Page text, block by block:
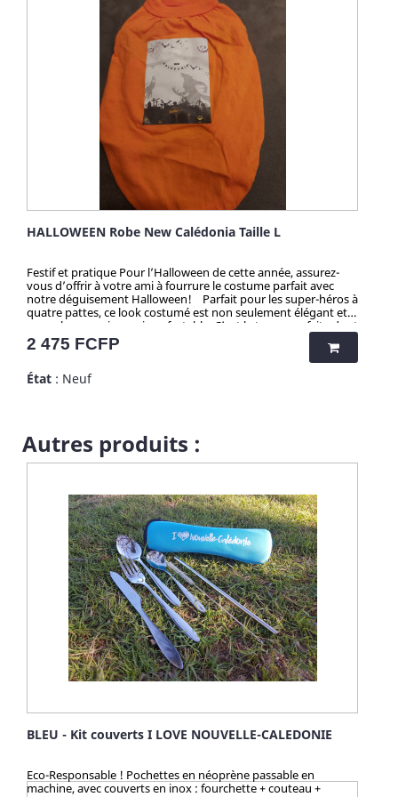
HALLOWEEN Robe New Calédonia Taille L
Festif et pratique Pour l’Halloween de cette année, assurez-
vous d’offrir à votre ami à fourrure le costume parfait avec
notre déguisement Halloween! Parfait pour les super-héros à
quatre pattes, ce look costumé est non seulement élégant et
accrocheur, mais aussi confortable. C’est la tenue parfaite dont
votre compagnon a besoin pour faire l’envie d’Halloween ! Il
se met et s’enlève facilement, ce qui est idéal pour les fêtes ou
la chasse aux sorcières. Attention ! Quantité très limitée pour
tous mes produits. N'hésitez pas longtemps avant de vous
Prix
2 475 FCFP
État : Neuf
Autres produits :
BLEU - Kit couverts I LOVE NOUVELLE-CALEDONIE
Eco-Responsable ! Pochettes en néoprène passable en
machine, avec couverts en inox : fourchette + couteau +